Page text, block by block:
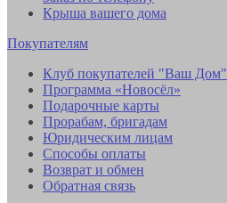
Крыша вашего дома
Покупателям
Клуб покупателей "Ваш Дом"
Программа «Новосёл»
Подарочные карты
Прорабам, бригадам
Юридическим лицам
Способы оплаты
Возврат и обмен
Обратная связь